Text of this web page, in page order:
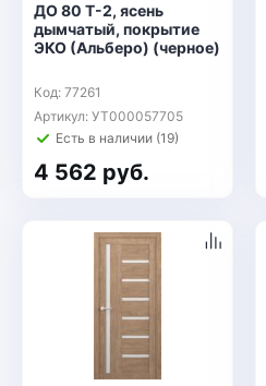
ДО 80 Т-2, ясень
дымчатый, покрытие
ЭКО (Альберо) (черное)
Код: 77261
Артикул: УТ000057705
Есть в наличии (19)
4 562 руб.